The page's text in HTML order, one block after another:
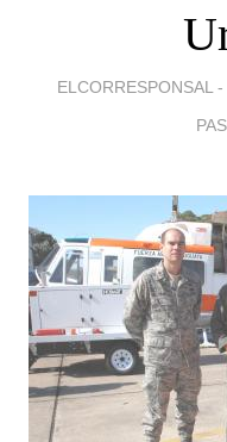
ELCORRESPONSAL -